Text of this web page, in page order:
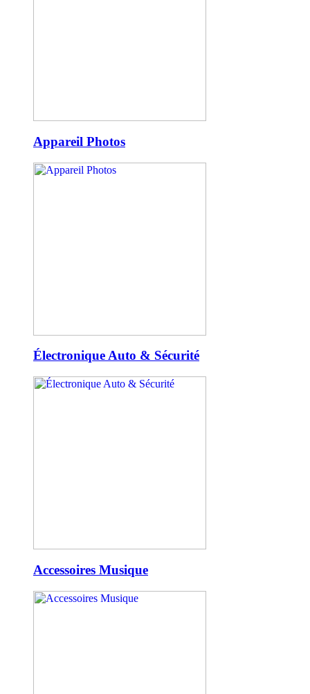
Appareil Photos
Électronique Auto & Sécurité
Accessoires Musique